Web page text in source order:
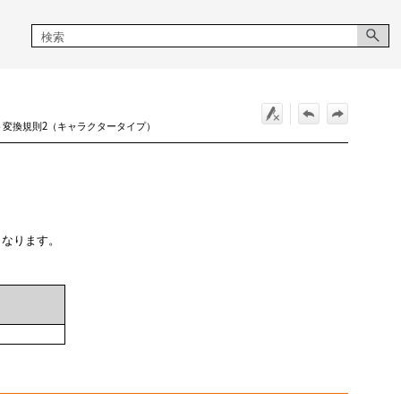
換規則2（キャラクタータイプ）
ります。